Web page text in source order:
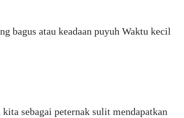
bagus atau keadaan puyuh Waktu kecil
sebagai peternak sulit mendapatkan